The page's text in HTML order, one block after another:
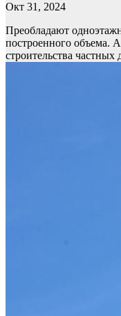
Окт 31, 2024
Преобладают
построенного объема.
строительства частных